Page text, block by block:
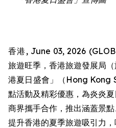
香港, June 03, 2026
旅遊旺季，香港旅遊發展局
港夏日盛會」（Hong Kong
點活動及精彩優惠，為炎炎
商界攜手合作，推出涵蓋景
提升香港的夏季旅遊吸引力